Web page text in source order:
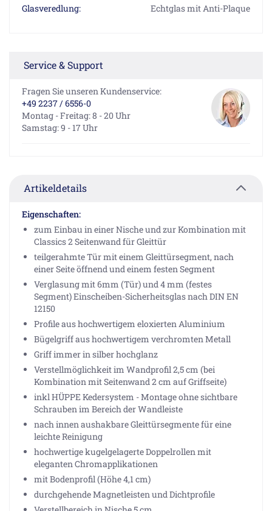
Glasveredlung: Echtglas mit Anti-Plaque
Service & Support
Fragen Sie unseren Kundenservice:
+49 2237 / 6556-0
Montag - Freitag: 8 - 20 Uhr
Samstag: 9 - 17 Uhr
Artikeldetails
Eigenschaften:
zum Einbau in einer Nische und zur Kombination mit
Classics 2 Seitenwand für Gleittür
teilgerahmte Tür mit einem Gleittürsegment, nach
einer Seite öffnend und einem festen Segment
Verglasung mit 6mm (Tür) und 4 mm (festes
Segment) Einscheiben-Sicherheitsglas nach DIN EN
12150
Profile aus hochwertigem eloxierten Aluminium
Bügelgriff aus hochwertigem verchromten Metall
Griff immer in silber hochglanz
Verstellmöglichkeit im Wandprofil 2,5 cm (bei
Kombination mit Seitenwand 2 cm auf Griffseite)
inkl HÜPPE Kedersystem - Montage ohne sichtbare
Schrauben im Bereich der Wandleiste
nach innen aushakbare Gleittürsegmente für eine
leichte Reinigung
hochwertige kugelgelagerte Doppelrollen mit
eleganten Chromapplikationen
mit Bodenprofil (Höhe 4,1 cm)
durchgehende Magnetleisten und Dichtprofile